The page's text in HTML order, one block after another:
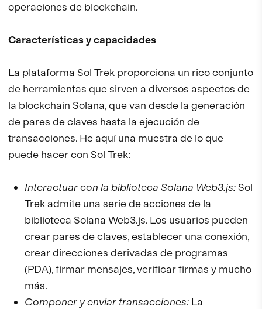
operaciones de blockchain.
Características y capacidades
La plataforma Sol Trek proporciona un rico conjunto
de herramientas que sirven a diversos aspectos de
la blockchain Solana, que van desde la generación
de pares de claves hasta la ejecución de
transacciones. He aquí una muestra de lo que
puede hacer con Sol Trek:
Interactuar con la biblioteca Solana Web3.js:Sol
Trek admite una serie de acciones de la
biblioteca Solana Web3.js. Los usuarios pueden
crear pares de claves, establecer una conexión,
crear direcciones derivadas de programas
(PDA), firmar mensajes, verificar firmas y mucho
más.
Componer y enviar transacciones: La